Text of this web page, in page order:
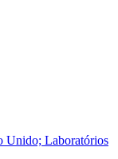
Unido; Laboratórios